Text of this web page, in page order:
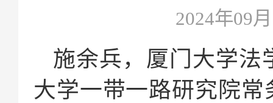
2024年09
施余兵，厦门大学法
大学一带一路研究院